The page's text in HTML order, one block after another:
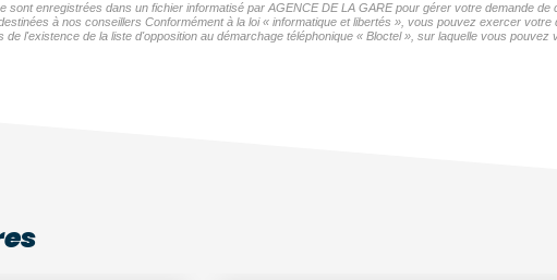
sont enregistrées dans un fichier informatisé par AGENCE DE LA GARE pour gérer votre demande
à nos conseillers Conformément à la loi « informatique et libertés », vous pouvez exercer
l'existence de la liste d'opposition au démarchage téléphonique « Bloctel », sur laquelle vous pouvez